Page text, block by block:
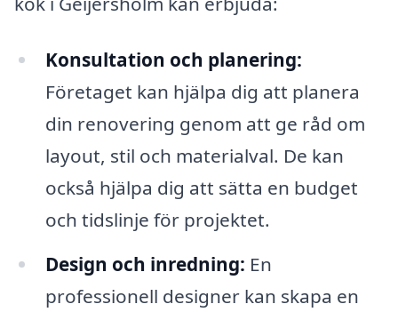
Konsultation och planering:
Företaget kan hjälpa dig att planera
din renovering genom att ge råd om
layout, stil och materialval. De kan
också hjälpa dig att sätta en budget
och tidslinje för projektet.
Design och inredning: En
professionell designer kan skapa en